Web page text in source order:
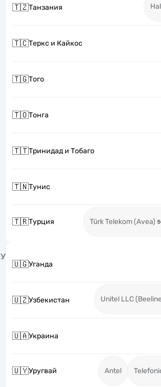
🇹🇿Танзания
🇹🇨Теркс и Кайкос
🇹🇬Того
🇹🇴Тонга
🇹🇹Тринидад и Тобаго
🇹🇳Тунис
🇹🇷Турция Türk Telekom (Avea)
У
🇺🇬Уганда
🇺🇿Узбекистан Unitel LLC
🇺🇦Украина
🇺🇾Уругвай Antel